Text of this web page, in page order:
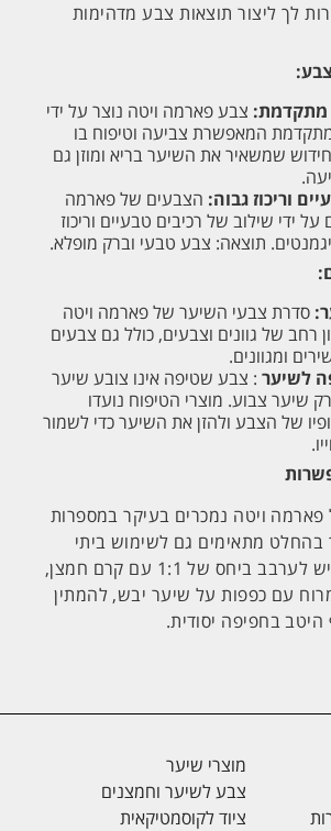
לך ליצור תוצאות צבע מדהימות
מתקדמת: צבע פארמה ויטה נוצר על ידי
מתקדמת המאפשרת צביעה וטיפוח בו
חידוש שמשאיר את השיער בריא ומוזן גם
וריכוז גבוה: הצבעים של פארמה
על ידי שילוב של רכיבים טבעיים וריכוז
תוצאה: צבע טבעי וברק מופלא.
סדרת צבעי השיער של פארמה ויטה
רחב של גוונים וצבעים, כולל גם צבעים
ומגוונים.
לשיער : צבע שטיפה אינו צובע שיער
שיער צבוע. מוצרי הטיפוח נועדו
של הצבע ולהזן את השיער כדי לשמור
ויטה נמכרים בעיקר במספרות
מתאימים גם לשימוש ביתי
בקלות ופשטות. יש לערבב ביחס של 1:1 עם קרם חמצן,
עם כפפות על שיער יבש, להמתין
מוצרי שיער
צבע לשיער וחמצנים
ציוד לקוסמטיקאית